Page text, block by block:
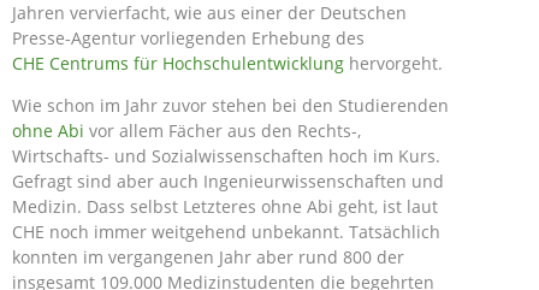
Jahren vervierfacht, wie aus einer der Deutschen
Presse-Agentur vorliegenden Erhebung des
CHE Centrums für Hochschulentwicklung hervorgeht.
Wie schon im Jahr zuvor stehen bei den Studierenden
ohne Abi vor allem Fächer aus den Rechts-,
Wirtschafts- und Sozialwissenschaften hoch im Kurs.
Gefragt sind aber auch Ingenieurwissenschaften und
Medizin. Dass selbst Letzteres ohne Abi geht, ist laut
CHE noch immer weitgehend unbekannt. Tatsächlich
konnten im vergangenen Jahr aber rund 800 der
insgesamt 109.000 Medizinstudenten die begehrten